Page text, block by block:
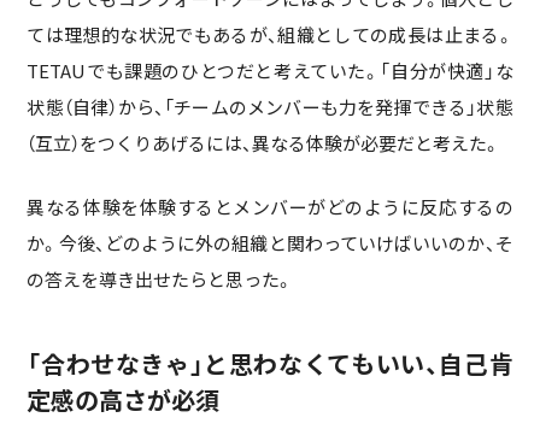
ては理想的な状況でもあるが、組織としての成長は止まる。
TETAUでも課題のひとつだと考えていた。「自分が快適」な
状態（自律）から、「チームのメンバーも力を発揮できる」状態
（互立）をつくりあげるには、異なる体験が必要だと考えた。
異なる体験を体験するとメンバーがどのように反応するの
か。今後、どのように外の組織と関わっていけばいいのか、そ
の答えを導き出せたらと思った。
「合わせなきゃ」と思わなくてもいい、自己肯
定感の高さが必須